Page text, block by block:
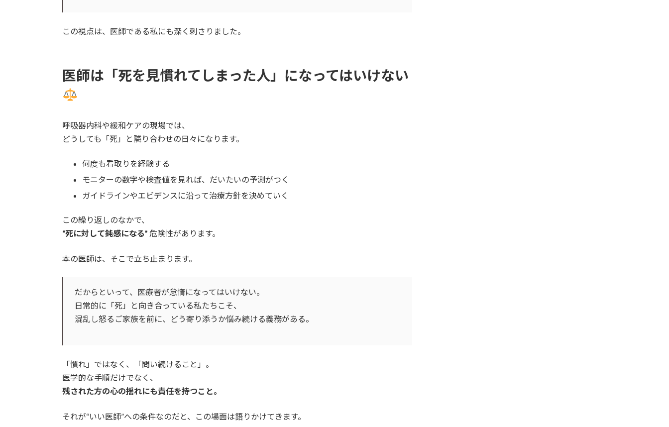
この視点は、医師である私にも深く刺さりました。
医師は「死を見慣れてしまった人」になってはいけない
呼吸器内科や緩和ケアの現場では、
どうしても「死」と隣り合わせの日々になります。
何度も看取りを経験する
モニターの数字や検査値を見れば、だいたいの予測がつく
ガイドラインやエビデンスに沿って治療方針を決めていく
この繰り返しのなかで、
“死に対して鈍感になる” 危険性があります。
本の医師は、そこで立ち止まります。
だからといって、医療者が怠惰になってはいけない。
日常的に「死」と向き合っている私たちこそ、
混乱し怒るご家族を前に、どう寄り添うか悩み続ける義務がある。
「慣れ」ではなく、「問い続けること」。
医学的な手順だけでなく、
残された方の心の揺れにも責任を持つこと。
それが“いい医師”への条件なのだと、この場面は語りかけてきます。